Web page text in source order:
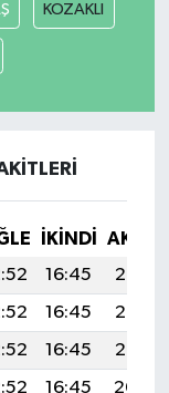
KOZAKLI
İKINDI
16:45
20:07
16:45
20:06
16:45
20:05
16:45
20:04